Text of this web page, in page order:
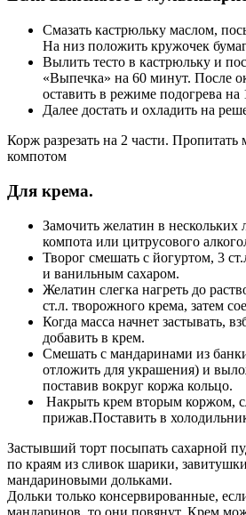
Смазать кастрюльку маслом,
На низ положить кружочек
Вылить тесто в кастрюльку и
«Выпечка» на 60 минут. После
оставить в режиме подогрева на
Далее достать и охладить на
Корж разрезать на 2 части.
компотом
Для крема.
Замочить желатин в нескольких
компота или цитрусового
Творог смешать с йогуртом, 3
и ванильным сахаром.
Желатин слегка нагреть до
ст.л. творожного крема, затем
Когда масса начнет застывать,
добавить в крем.
Смешать с мандаринами из
отложить для украшения) и
поставив вокруг коржа кольцо.
Накрыть крем вторым коржом,
прижав.Поставить в
Застывший торт посыпать сахарной
по краям из сливок шарики,
мандариновыми дольками.
Дольки только консервированные,
мандаринов, то они повянут. Крем